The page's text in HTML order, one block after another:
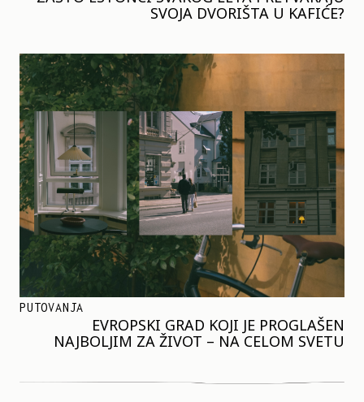
SVOJA DVORIŠTA U KAFIĆE?
PUTOVANJA
EVROPSKI GRAD KOJI JE PROGLAŠEN
NAJBOLJIM ZA ŽIVOT – NA CELOM SVETU